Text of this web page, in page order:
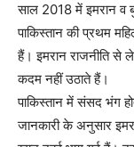
साल 2018 में इमरान व
पाकिस्तान की प्रथम
हैं। इमरान राजनीति से
कदम नहीं उठाते हैं।
पाकिस्तान में संसद भंग
जानकारी के अनुसार